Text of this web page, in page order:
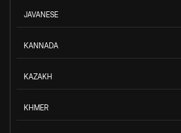
JAVANESE
KANNADA
KAZAKH
KHMER